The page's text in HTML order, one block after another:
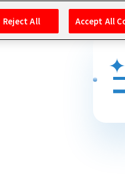
Reject All Accept All